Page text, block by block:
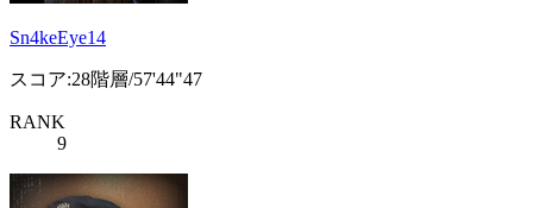
Sn4keEye14
スコア:28階層/57'44"47
RANK
9